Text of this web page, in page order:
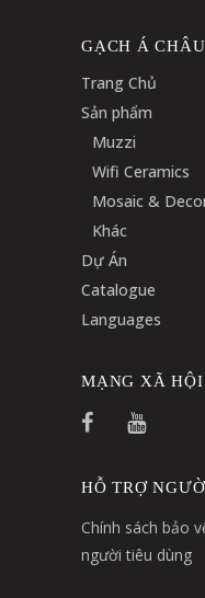
GẠCH Á CHÂU
Trang Chủ
Sản phẩm
Muzzi
Wifi Ceramics
Mosaic &
Khác
Dự Án
Catalogue
Languages
MẠNG XÃ HỘI
HỖ TRỢ
Chính sách bảo
người tiêu dùng